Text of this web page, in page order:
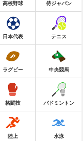
高校野球 侍ジャパン
日本代表 テニス
ラグビー 中央競馬
格闘技 バドミントン
陸上 水泳